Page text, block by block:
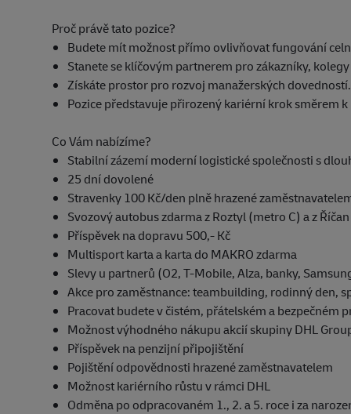
Proč právě tato pozice?
Budete mít možnost přímo ovlivňovat fungování
Stanete se klíčovým partnerem pro zákazníky,
Získáte prostor pro rozvoj manažerských dovedností.
Pozice představuje přirozený kariérní krok směrem
Co Vám nabízíme?
Stabilní zázemí moderní logistické společnosti s
25 dní dovolené
Stravenky 100 Kč/den plně hrazené
Svozový autobus zdarma z Roztyl (metro C) a z Říčan
Příspěvek na dopravu 500,- Kč
Multisport karta a karta do MAKRO zdarma
Slevy u partnerů (O2, T-Mobile, Alza, banky,
Akce pro zaměstnance: teambuilding, rodinný den,
Pracovat budete v čistém, přátelském a bezpečném
Možnost výhodného nákupu akcií skupiny DHL
Příspěvek na penzijní připojištění
Pojištění odpovědnosti hrazené zaměstnavatelem
Možnost kariérního růstu v rámci DHL
Odměna po odpracovaném 1., 2. a 5. roce i za